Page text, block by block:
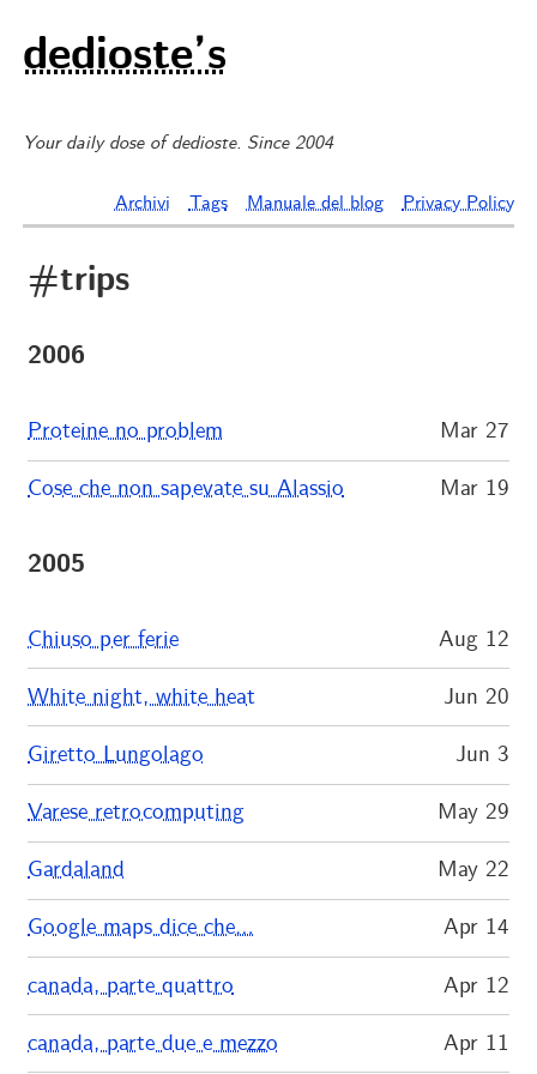
dedioste’s
Your daily dose of dedioste. Since 2004
Archivi Tags Manuale del blog Privacy Policy
#trips
2006
Proteine no problem Mar 27
Cose che non sapevate su Alassio Mar 19
2005
Chiuso per ferie Aug 12
White night, white heat Jun 20
Giretto Lungolago Jun 3
Varese retrocomputing May 29
Gardaland May 22
Google maps dice che… Apr 14
canada, parte quattro Apr 12
canada, parte due e mezzo Apr 11